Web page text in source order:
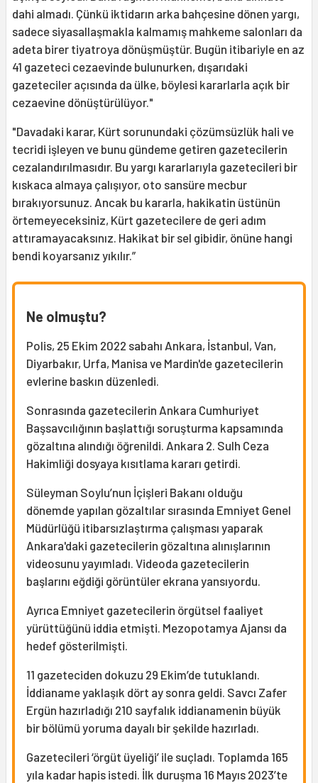
dahi almadı. Çünkü iktidarın arka bahçesine dönen yargı,
sadece siyasallaşmakla kalmamış mahkeme salonları da
adeta birer tiyatroya dönüşmüştür. Bugün itibariyle en az
41 gazeteci cezaevinde bulunurken, dışarıdaki
gazeteciler açısında da ülke, böylesi kararlarla açık bir
cezaevine dönüştürülüyor."
"Davadaki karar, Kürt sorunundaki çözümsüzlük hali ve
tecridi işleyen ve bunu gündeme getiren gazetecilerin
cezalandırılmasıdır. Bu yargı kararlarıyla gazetecileri bir
kıskaca almaya çalışıyor, oto sansüre mecbur
bırakıyorsunuz. Ancak bu kararla, hakikatin üstünün
örtemeyeceksiniz, Kürt gazetecilere de geri adım
attıramayacaksınız. Hakikat bir sel gibidir, önüne hangi
bendi koyarsanız yıkılır.”
Ne olmuştu?
Polis, 25 Ekim 2022 sabahı Ankara, İstanbul, Van,
Diyarbakır, Urfa, Manisa ve Mardin'de gazetecilerin
evlerine baskın düzenledi.
Sonrasında gazetecilerin Ankara Cumhuriyet
Başsavcılığının başlattığı soruşturma kapsamında
gözaltına alındığı öğrenildi. Ankara 2. Sulh Ceza
Hakimliği dosyaya kısıtlama kararı getirdi.
Süleyman Soylu’nun İçişleri Bakanı olduğu
dönemde yapılan gözaltılar sırasında Emniyet Genel
Müdürlüğü itibarsızlaştırma çalışması yaparak
Ankara'daki gazetecilerin gözaltına alınışlarının
videosunu yayımladı. Videoda gazetecilerin
başlarını eğdiği görüntüler ekrana yansıyordu.
Ayrıca Emniyet gazetecilerin örgütsel faaliyet
yürüttüğünü iddia etmişti. Mezopotamya Ajansı da
hedef gösterilmişti.
11 gazeteciden dokuzu 29 Ekim’de tutuklandı.
İddianame yaklaşık dört ay sonra geldi. Savcı Zafer
Ergün hazırladığı 210 sayfalık iddianamenin büyük
bir bölümü yoruma dayalı bir şekilde hazırladı.
Gazetecileri ‘örgüt üyeliği’ ile suçladı. Toplamda 165
yıla kadar hapis istedi. İlk duruşma 16 Mayıs 2023’te